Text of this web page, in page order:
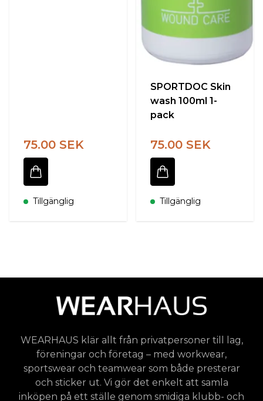
75.00 SEK
Tillgänglig
SPORTDOC Skin
wash 100ml 1-
pack
75.00 SEK
Tillgänglig
WEARHAUS klär allt från privatpersoner till lag,
föreningar och företag – med workwear,
sportswear och teamwear som både presterar
och sticker ut. Vi gör det enkelt att samla
inköpen på ett ställe genom smidiga klubb- och